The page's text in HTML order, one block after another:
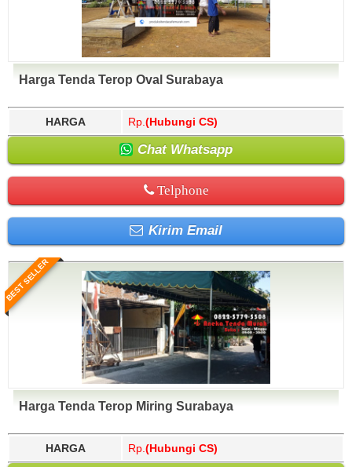
Harga Tenda Terop Oval Surabaya
HARGA Rp. (Hubungi CS)
Chat Whatsapp
Telphone
Kirim Email
BEST SELLER
Harga Tenda Terop Miring Surabaya
HARGA Rp. (Hubungi CS)